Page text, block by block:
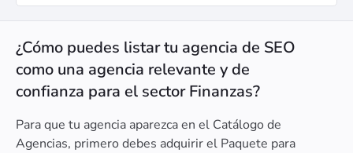
¿Cómo puedes listar tu agencia de SEO
como una agencia relevante y de
confianza para el sector Finanzas?
Para que tu agencia aparezca en el Catálogo de
Agencias, primero debes adquirir el Paquete para